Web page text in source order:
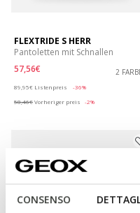
CONSENSO
FLEXTRIDE S HERR
Pantoletten mit Schnallen
57,56€
2
89,95€ Listenpreis
-36%
58,46€Vorheriger preis -2%